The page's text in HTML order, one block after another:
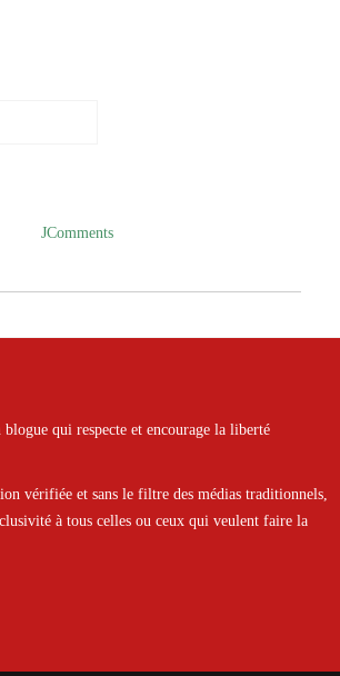
JComments
blogue qui respecte et encourage la liberté
vérifiée et sans le filtre des médias traditionnels,
à tous celles ou ceux qui veulent faire la